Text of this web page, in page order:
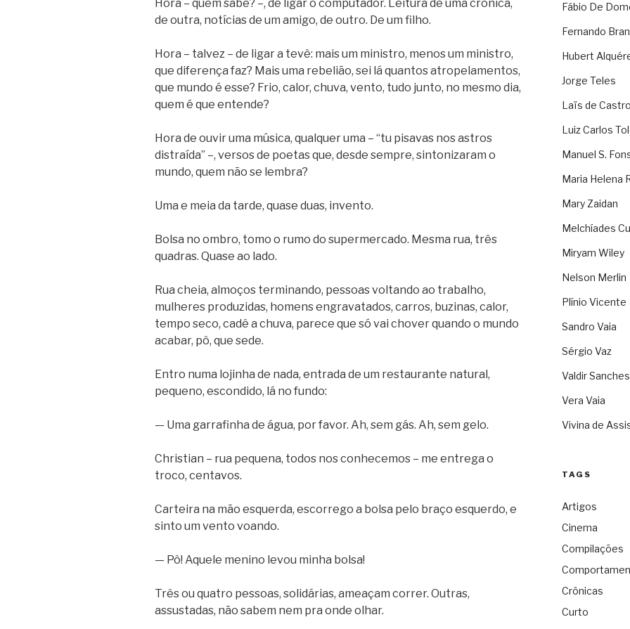
Hora – quem sabe? –, de ligar o computador. Leitura de uma crônica,
de outra, notícias de um amigo, de outro. De um filho.
Hora – talvez – de ligar a tevê: mais um ministro, menos um ministro,
que diferença faz? Mais uma rebelião, sei lá quantos atropelamentos,
que mundo é esse? Frio, calor, chuva, vento, tudo junto, no mesmo dia,
quem é que entende?
Hora de ouvir uma música, qualquer uma – “tu pisavas nos astros
distraída” –, versos de poetas que, desde sempre, sintonizaram o
mundo, quem não se lembra?
Uma e meia da tarde, quase duas, invento.
Bolsa no ombro, tomo o rumo do supermercado. Mesma rua, três
quadras. Quase ao lado.
Rua cheia, almoços terminando, pessoas voltando ao trabalho,
mulheres produzidas, homens engravatados, carros, buzinas, calor,
tempo seco, cadê a chuva, parece que só vai chover quando o mundo
acabar, pô, que sede.
Entro numa lojinha de nada, entrada de um restaurante natural,
pequeno, escondido, lá no fundo:
— Uma garrafinha de água, por favor. Ah, sem gás. Ah, sem gelo.
Christian – rua pequena, todos nos conhecemos – me entrega o
troco, centavos.
Carteira na mão esquerda, escorrego a bolsa pelo braço esquerdo, e
sinto um vento voando.
— Pô! Aquele menino levou minha bolsa!
Três ou quatro pessoas, solidárias, ameaçam correr. Outras,
assustadas, não sabem nem pra onde olhar.
Fábio De
Fernando
Hubert
Jorge Teles
Laïs de Castro
Luiz Carlos
Manuel S.
Maria Helena
Mary Zaidan
Melchíades
Miryam Wiley
Nelson Merlin
Plínio Vicente
Sandro Vaia
Sérgio Vaz
Valdir Sanches
Vera Vaia
Vivina de
TAGS
Artigos
Cinema
Compilações
Crônicas
Curto